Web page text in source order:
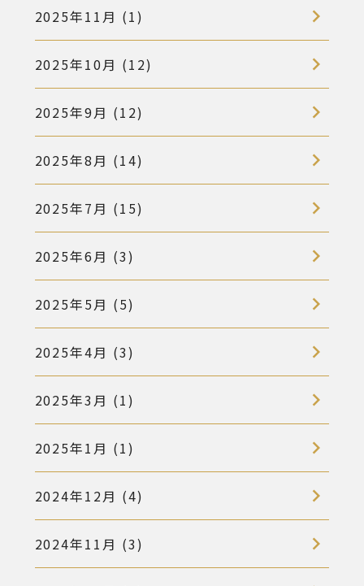
2025年11月 (1)
2025年10月 (12)
2025年9月 (12)
2025年8月 (14)
2025年7月 (15)
2025年6月 (3)
2025年5月 (5)
2025年4月 (3)
2025年3月 (1)
2025年1月 (1)
2024年12月 (4)
2024年11月 (3)